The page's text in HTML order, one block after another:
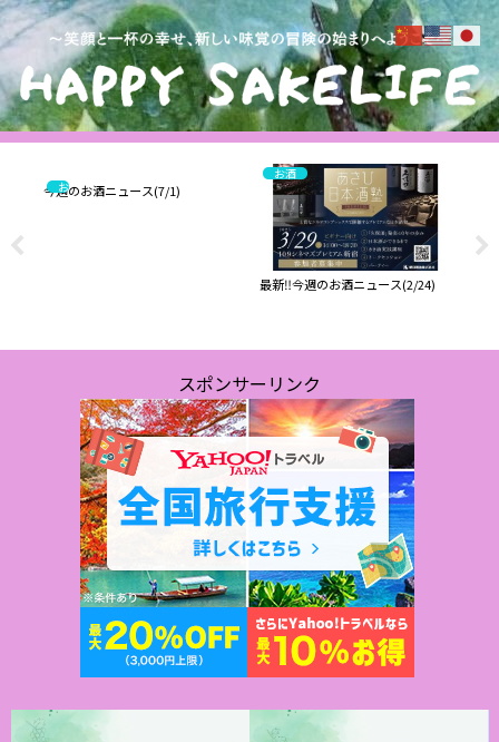
お酒
今週のお酒ニュース(7/1)
お酒
最新‼️今週のお酒ニュース(2/24)
スポンサーリンク